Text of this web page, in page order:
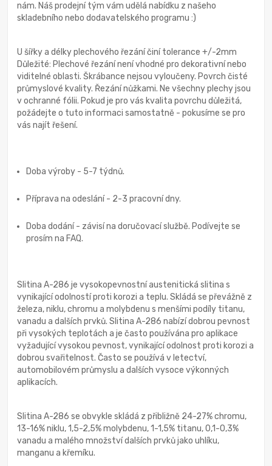
nám. Náš prodejní tým vám udělá nabídku z našeho
skladebního nebo dodavatelského programu :)
U šířky a délky plechového řezání činí tolerance +/-2mm
Důležité: Plechové řezání není vhodné pro dekorativní nebo
viditelné oblasti. Škrábance nejsou vyloučeny. Povrch čisté
průmyslové kvality. Řezání nůžkami. Ne všechny plechy jsou
v ochranné fólii. Pokud je pro vás kvalita povrchu důležitá,
požádejte o tuto informaci samostatně - pokusíme se pro
vás najít řešení.
Doba výroby - 5-7 týdnů.
Příprava na odeslání - 2-3 pracovní dny.
Doba dodání - závisí na doručovací službě. Podívejte se
prosím na FAQ.
Slitina A-286 je vysokopevnostní austenitická slitina s
vynikající odolností proti korozi a teplu. Skládá se převážně z
železa, niklu, chromu a molybdenu s menšími podíly titanu,
vanadu a dalších prvků. Slitina A-286 nabízí dobrou pevnost
při vysokých teplotách a je často používána pro aplikace
vyžadující vysokou pevnost, vynikající odolnost proti korozi a
dobrou svařitelnost. Často se používá v letectví,
automobilovém průmyslu a dalších vysoce výkonných
aplikacích.
Slitina A-286 se obvykle skládá z přibližně 24-27% chromu,
13-16% niklu, 1,5-2,5% molybdenu, 1-1,5% titanu, 0,1-0,3%
vanadu a malého množství dalších prvků jako uhlíku,
manganu a křemíku.